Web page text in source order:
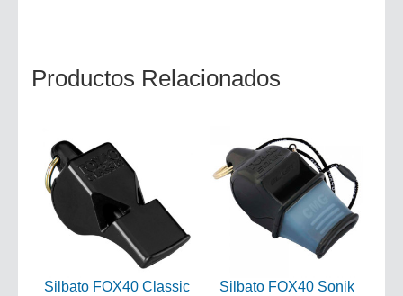
Productos Relacionados
Silbato FOX40 Classic
Silbato FOX40 Sonik